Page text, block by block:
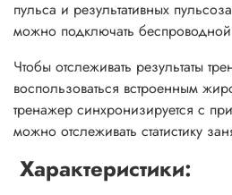
пульса и результативных
можно подключать
Чтобы отслеживать результаты
воспользоваться встроенным
тренажер синхронизируется с
можно отслеживать статистику
Характеристики: